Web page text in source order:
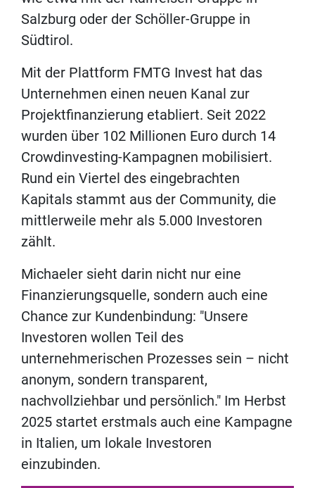
Salzburg oder der Schöller-Gruppe in
Südtirol.
Mit der Plattform FMTG Invest hat das
Unternehmen einen neuen Kanal zur
Projektfinanzierung etabliert. Seit 2022
wurden über 102 Millionen Euro durch 14
Crowdinvesting-Kampagnen mobilisiert.
Rund ein Viertel des eingebrachten
Kapitals stammt aus der Community, die
mittlerweile mehr als 5.000 Investoren
zählt.
Michaeler sieht darin nicht nur eine
Finanzierungsquelle, sondern auch eine
Chance zur Kundenbindung: "Unsere
Investoren wollen Teil des
unternehmerischen Prozesses sein – nicht
anonym, sondern transparent,
nachvollziehbar und persönlich." Im Herbst
2025 startet erstmals auch eine Kampagne
in Italien, um lokale Investoren
einzubinden.